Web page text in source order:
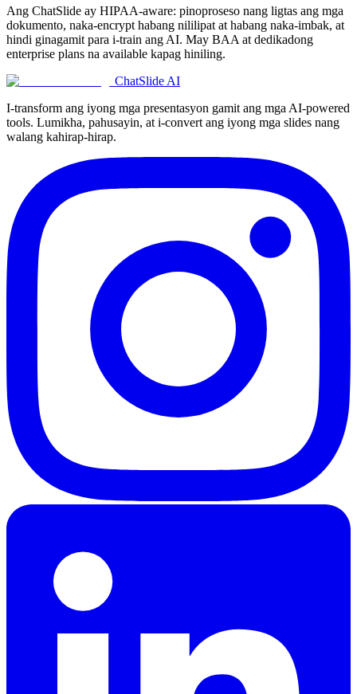
Ang ChatSlide ay HIPAA-aware: pinoproseso nang ligtas ang mga
dokumento, naka-encrypt habang nililipat at habang naka-imbak, at
hindi ginagamit para i-train ang AI. May BAA at dedikadong
enterprise plans na available kapag hiniling.
ChatSlide AI
I-transform ang iyong mga presentasyon gamit ang mga AI-powered
tools. Lumikha, pahusayin, at i-convert ang iyong mga slides nang
walang kahirap-hirap.